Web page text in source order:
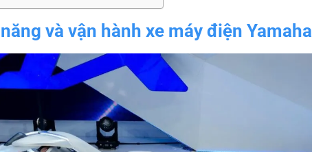
và vận hành xe máy điện Yamaha